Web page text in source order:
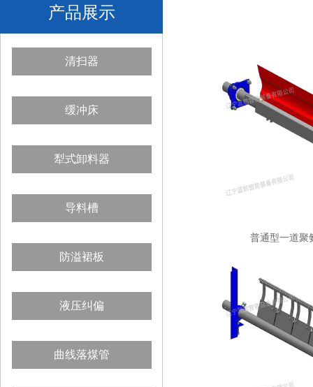
产品展示
清扫器
缓冲床
犁式卸料器
导料槽
防溢裙板
液压纠偏
曲线落煤管
普通型一道聚